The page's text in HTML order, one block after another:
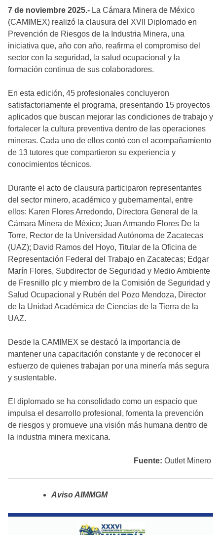
7 de noviembre 2025.- La Cámara Minera de México
(CAMIMEX) realizó la clausura del XVII Diplomado en
Prevención de Riesgos de la Industria Minera, una
iniciativa que, año con año, reafirma el compromiso del
sector con la seguridad, la salud ocupacional y la
formación continua de sus colaboradores.
En esta edición, 45 profesionales concluyeron
satisfactoriamente el programa, presentando 15 proyectos
aplicados que buscan mejorar las condiciones de trabajo y
fortalecer la cultura preventiva dentro de las operaciones
mineras. Cada uno de ellos contó con el acompañamiento
de 13 tutores que compartieron su experiencia y
conocimientos técnicos.
Durante el acto de clausura participaron representantes
del sector minero, académico y gubernamental, entre
ellos: Karen Flores Arredondo, Directora General de la
Cámara Minera de México; Juan Armando Flores De la
Torre, Rector de la Universidad Autónoma de Zacatecas
(UAZ); David Ramos del Hoyo, Titular de la Oficina de
Representación Federal del Trabajo en Zacatecas; Edgar
Marín Flores, Subdirector de Seguridad y Medio Ambiente
de Fresnillo plc y miembro de la Comisión de Seguridad y
Salud Ocupacional y Rubén del Pozo Mendoza, Director
de la Unidad Académica de Ciencias de la Tierra de la
UAZ.
Desde la CAMIMEX se destacó la importancia de
mantener una capacitación constante y de reconocer el
esfuerzo de quienes trabajan por una minería más segura
y sustentable.
El diplomado se ha consolidado como un espacio que
impulsa el desarrollo profesional, fomenta la prevención
de riesgos y promueve una visión más humana dentro de
la industria minera mexicana.
Fuente: Outlet Minero
Aviso AIMMGM